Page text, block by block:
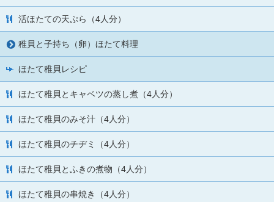
活ほたての天ぷら（4人分）
稚貝と子持ち（卵）ほたて料理
ほたて稚貝レシピ
ほたて稚貝とキャベツの蒸し煮（4人分）
ほたて稚貝のみそ汁（4人分）
ほたて稚貝のチヂミ（4人分）
ほたて稚貝とふきの煮物（4人分）
ほたて稚貝の串焼き（4人分）